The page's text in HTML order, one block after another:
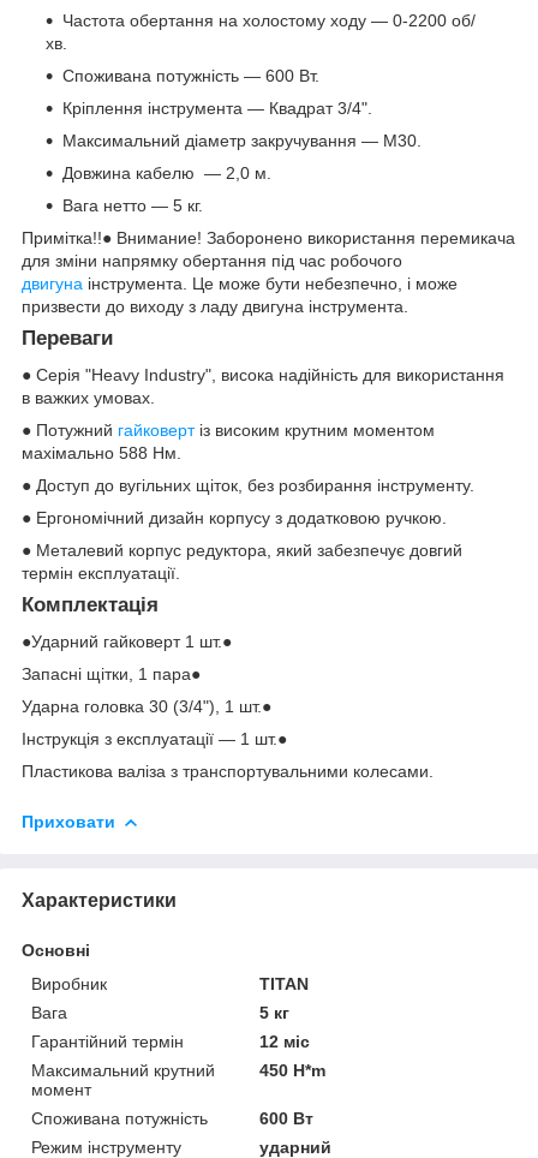
Частота обертання на холостому ходу — 0-2200 об/
хв.
Споживана потужність — 600 Вт.
Кріплення інструмента — Квадрат 3/4".
Максимальний діаметр закручування — M30.
Довжина кабелю — 2,0 м.
Вага нетто — 5 кг.
Примітка!!● Внимание! Заборонено використання перемикача
для зміни напрямку обертання під час робочого
двигуна інструмента. Це може бути небезпечно, і може
призвести до виходу з ладу двигуна інструмента.
Переваги
● Серія "Heavy Industry", висока надійність для використання
в важких умовах.
● Потужний гайковертіз високим крутним моментом
махімально 588 Нм.
● Доступ до вугільних щіток, без розбирання інструменту.
● Ергономічний дизайн корпусу з додатковою ручкою.
● Металевий корпус редуктора, який забезпечує довгий
термін експлуатації.
Комплектація
●Ударний гайковерт 1 шт.●
Запасні щітки, 1 пара●
Ударна головка 30 (3/4"), 1 шт.●
Інструкція з експлуатації — 1 шт.●
Пластикова валіза з транспортувальними колесами.
Приховати
Характеристики
Основні
Виробник
TITAN
Вага
5 кг
Гарантійний термін
12 міс
Максимальний крутний
момент
450 H*m
Споживана потужність
600 Вт
Режим інструменту
ударний